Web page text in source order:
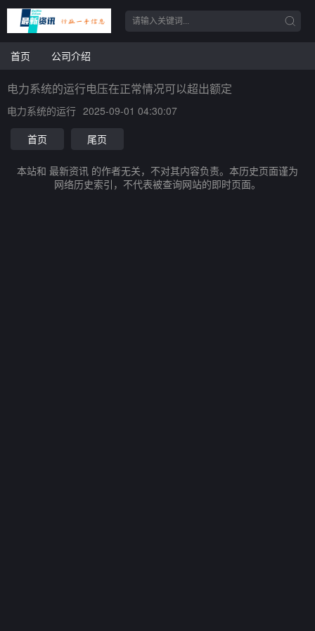
首页 公司介绍
电力系统的运行电压在正常情况可以超出额定
电力系统的运行 2025-09-01 04:30:07
首页
尾页
本站和 最新资讯 的作者无关，不对其内容负责。本历史页面谨为
网络历史索引，不代表被查询网站的即时页面。